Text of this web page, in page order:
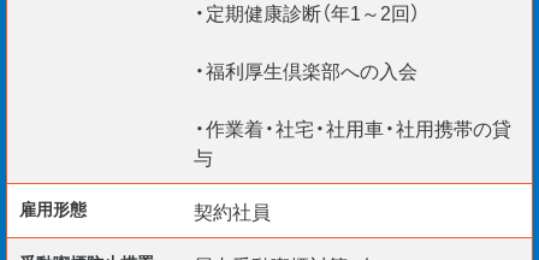
・定期健康診断（年1～2回）
・福利厚生倶楽部への入会
・作業着・社宅・社用車・社用携帯の貸
与
雇用形態 契約社員